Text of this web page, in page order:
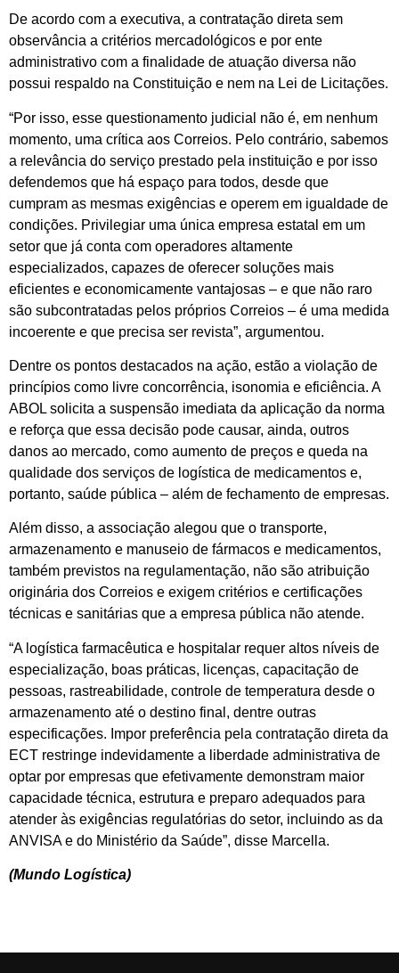
De acordo com a executiva, a contratação direta sem
observância a critérios mercadológicos e por ente
administrativo com a finalidade de atuação diversa não
possui respaldo na Constituição e nem na Lei de Licitações.
“Por isso, esse questionamento judicial não é, em nenhum
momento, uma crítica aos Correios. Pelo contrário, sabemos
a relevância do serviço prestado pela instituição e por isso
defendemos que há espaço para todos, desde que
cumpram as mesmas exigências e operem em igualdade de
condições. Privilegiar uma única empresa estatal em um
setor que já conta com operadores altamente
especializados, capazes de oferecer soluções mais
eficientes e economicamente vantajosas – e que não raro
são subcontratadas pelos próprios Correios – é uma medida
incoerente e que precisa ser revista”, argumentou.
Dentre os pontos destacados na ação, estão a violação de
princípios como livre concorrência, isonomia e eficiência. A
ABOL solicita a suspensão imediata da aplicação da norma
e reforça que essa decisão pode causar, ainda, outros
danos ao mercado, como aumento de preços e queda na
qualidade dos serviços de logística de medicamentos e,
portanto, saúde pública – além de fechamento de empresas.
Além disso, a associação alegou que o transporte,
armazenamento e manuseio de fármacos e medicamentos,
também previstos na regulamentação, não são atribuição
originária dos Correios e exigem critérios e certificações
técnicas e sanitárias que a empresa pública não atende.
“A logística farmacêutica e hospitalar requer altos níveis de
especialização, boas práticas, licenças, capacitação de
pessoas, rastreabilidade, controle de temperatura desde o
armazenamento até o destino final, dentre outras
especificações. Impor preferência pela contratação direta da
ECT restringe indevidamente a liberdade administrativa de
optar por empresas que efetivamente demonstram maior
capacidade técnica, estrutura e preparo adequados para
atender às exigências regulatórias do setor, incluindo as da
ANVISA e do Ministério da Saúde”, disse Marcella.
(Mundo Logística)